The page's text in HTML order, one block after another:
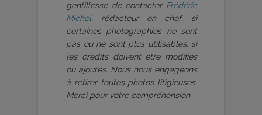
gentillesse de contacter Frédéric
Michel, rédacteur en chef, si
certaines photographies ne sont
pas ou ne sont plus utilisables, si
les crédits doivent être modifiés
ou ajoutés. Nous nous engageons
à retirer toutes photos litigieuses.
Merci pour votre compréhension.